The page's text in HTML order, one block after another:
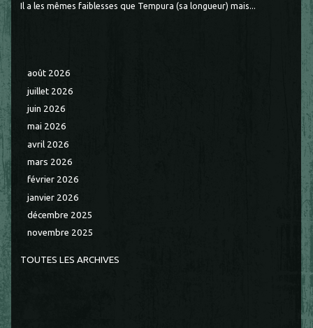
Il a les mêmes faiblesses que Tempura (sa longueur) mais...
août 2026
juillet 2026
juin 2026
mai 2026
avril 2026
mars 2026
février 2026
janvier 2026
décembre 2025
novembre 2025
TOUTES LES ARCHIVES